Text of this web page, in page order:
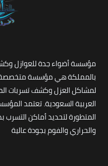
مؤسسة أضواء جدة للعوازل
بالمملكة هي مؤسسة
لمشاكل العزل وكشف تسربات
العربية السعودية. تعتمد
المتطورة لتحديد أماكن
والحراري والفوم بجودة عالية